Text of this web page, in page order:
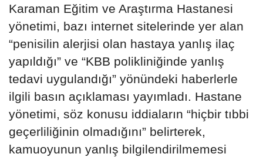
Karaman Eğitim ve Araştırma Hastanesi
yönetimi, bazı internet sitelerinde yer alan
“penisilin alerjisi olan hastaya yanlış ilaç
yapıldığı” ve “KBB polikliniğinde yanlış
tedavi uygulandığı” yönündeki haberlerle
ilgili basın açıklaması yayımladı. Hastane
yönetimi, söz konusu iddiaların “hiçbir tıbbi
geçerliliğinin olmadığını” belirterek,
kamuoyunun yanlış bilgilendirilmemesi